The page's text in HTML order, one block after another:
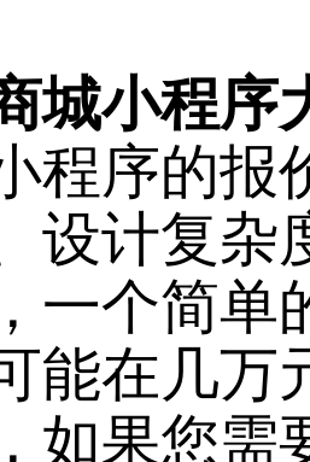
城小程序
程序的报
设计复杂
一个简单
能在几万
如果您需